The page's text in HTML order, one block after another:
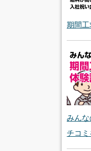
期間
みんな
チコミ